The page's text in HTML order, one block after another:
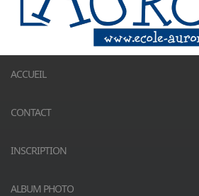
ACCUEIL
CONTACT
INSCRIPTION
ALBUM PHOTO